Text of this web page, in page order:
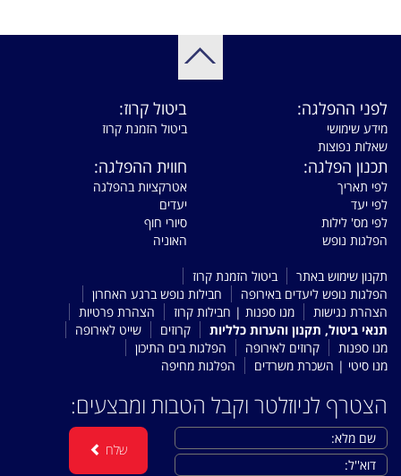
לפני ההפלגה:
מידע שימושי
שאלות נפוצות
ביטול קרוז:
ביטול הזמנת קרוז
תכנון הפלגה:
לפי תאריך
לפי יעד
לפי מס' לילות
הפלגות נופש
חווית ההפלגה:
אטרקציות בהפלגה
יעדים
סיורי חוף
האוניה
תקנון שימוש באתר
ביטול הזמנת קרוז
הפלגות נופש ליעדים באירופה
חבילות נופש ברגע האחרון
הצהרת נגישות
מנו ספנות | חבילות קרוז
הצהרת פרטיות
תנאי ביטול, תקנון והערות כלליות
קרוזים
שייט לאירופה
מנו ספנות
קרוזים לאירופה
הפלגות בים התיכון
מנו סיטי | השכרת משרדים
הפלגות מחיפה
הצטרף לניוזלטר וקבל הטבות ומבצעים:
שלח